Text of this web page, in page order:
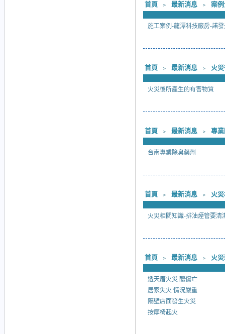
首頁 ﹥ 最新消息 ﹥ 案
施工案例-龍潭科技廠房-諾
首頁 ﹥ 最新消息 ﹥ 火
火災後所產生的有害物質
首頁 ﹥ 最新消息 ﹥ 專
台南專業除臭藥劑
首頁 ﹥ 最新消息 ﹥ 火
火災相關知識-排油煙管要清
首頁 ﹥ 最新消息 ﹥ 火
透天厝火災 釀傷亡
居家失火 情況嚴重
隔壁店面發生火災
按摩椅起火